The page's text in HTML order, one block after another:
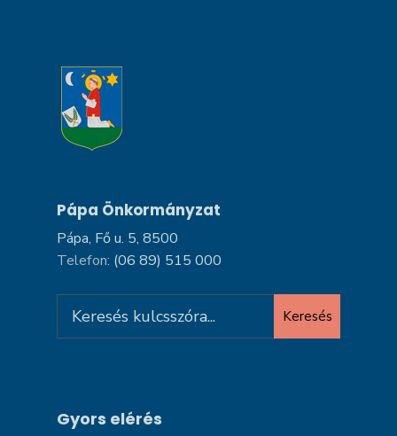
Pápa Önkormányzat
Pápa, Fő u. 5, 8500
Telefon: (06 89) 515 000
for:
Keresés
Gyors elérés